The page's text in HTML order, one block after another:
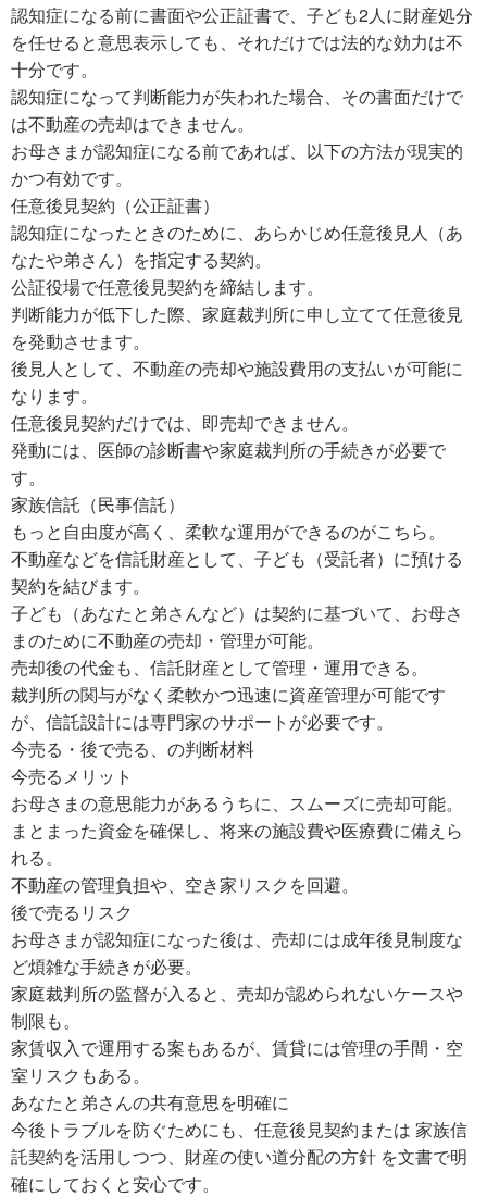
認知症になる前に書面や公正証書で、子ども2人に財産処分
を任せると意思表示しても、それだけでは法的な効力は不
十分です。
認知症になって判断能力が失われた場合、その書面だけで
は不動産の売却はできません。
お母さまが認知症になる前であれば、以下の方法が現実的
かつ有効です。
任意後見契約（公正証書）
認知症になったときのために、あらかじめ任意後見人（あ
なたや弟さん）を指定する契約。
公証役場で任意後見契約を締結します。
判断能力が低下した際、家庭裁判所に申し立てて任意後見
を発動させます。
後見人として、不動産の売却や施設費用の支払いが可能に
なります。
任意後見契約だけでは、即売却できません。
発動には、医師の診断書や家庭裁判所の手続きが必要で
す。
家族信託（民事信託）
もっと自由度が高く、柔軟な運用ができるのがこちら。
不動産などを信託財産として、子ども（受託者）に預ける
契約を結びます。
子ども（あなたと弟さんなど）は契約に基づいて、お母さ
まのために不動産の売却・管理が可能。
売却後の代金も、信託財産として管理・運用できる。
裁判所の関与がなく柔軟かつ迅速に資産管理が可能です
が、信託設計には専門家のサポートが必要です。
今売る・後で売る、の判断材料
今売るメリット
お母さまの意思能力があるうちに、スムーズに売却可能。
まとまった資金を確保し、将来の施設費や医療費に備えら
れる。
不動産の管理負担や、空き家リスクを回避。
後で売るリスク
お母さまが認知症になった後は、売却には成年後見制度な
ど煩雑な手続きが必要。
家庭裁判所の監督が入ると、売却が認められないケースや
制限も。
家賃収入で運用する案もあるが、賃貸には管理の手間・空
室リスクもある。
あなたと弟さんの共有意思を明確に
今後トラブルを防ぐためにも、任意後見契約または 家族信
託契約を活用しつつ、財産の使い道分配の方針 を文書で明
確にしておくと安心です。